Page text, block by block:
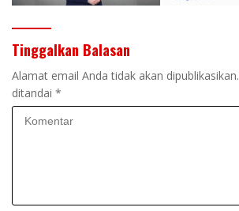
Tinggalkan Balasan
Alamat email Anda tidak akan dipublikasikan.
ditandai *